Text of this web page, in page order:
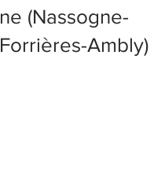
(Nassogne-
Ambly)